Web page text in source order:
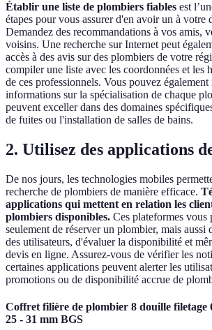
Établir une liste de plombiers fiables est
étapes pour vous assurer d'en avoir un à votre
Demandez des recommandations à vos amis,
voisins. Une recherche sur Internet peut
accès à des avis sur des plombiers de votre
compiler une liste avec les coordonnées et les
de ces professionnels. Vous pouvez également
informations sur la spécialisation de chaque
peuvent exceller dans des domaines
de fuites ou l'installation de salles de bains.
2. Utilisez des applications
De nos jours, les technologies mobiles
recherche de plombiers de manière efficace.
applications qui mettent en relation les
plombiers disponibles. Ces plateformes vous
seulement de réserver un plombier, mais aussi
des utilisateurs, d'évaluer la disponibilité et
devis en ligne. Assurez-vous de vérifier les
certaines applications peuvent alerter les
promotions ou de disponibilité accrue de
Coffret filière de plombier 8 douille filetage
25 - 31 mm BGS